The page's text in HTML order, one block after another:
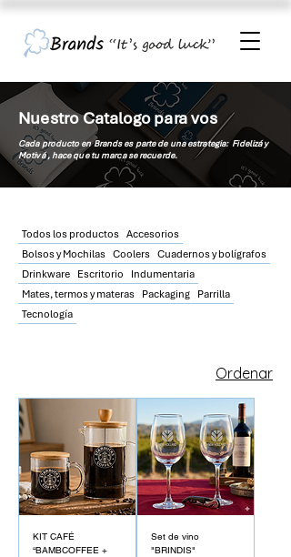
Nuestro Catalogo para vos
Cada producto en Brands es parte de una estrategia: Fidelizá y
Motivá , hace que tumarcase recuerde.
Todos los productos Accesorios
Bolsos y Mochilas Coolers Cuadernos y bolígrafos
Drinkware
Escritorio
Indumentaria
Mates, termos y materas
Packaging
Parrilla
Tecnología
Ordenar
KIT CAFÉ
“BAMBCOFFEE +
Set de vino
"BRINDIS"